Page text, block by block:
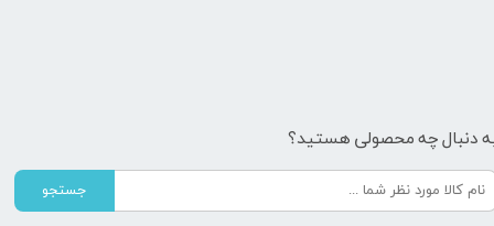
دنبال چه محصولی هستید؟
جستجو